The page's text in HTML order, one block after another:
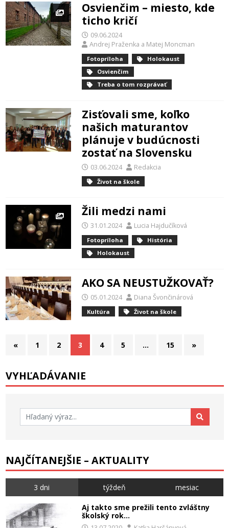
Osvienčim – miesto, kde
ticho kričí
09.06.2024
Andrej Praženka a Matej Moncman
Fotopríloha
Holokaust
Osvienčim
Treba o tom rozprávať
Zisťovali sme, koľko
našich maturantov
plánuje v budúcnosti
zostať na Slovensku
03.06.2024 Redakcia
Život na škole
Žili medzi nami
31.01.2024 Lucia Hajdučíková
Fotopríloha
História
Holokaust
AKO SA NEUSTUŽKOVAŤ?
05.01.2024 Diana Švončinárová
Kultúra Život na škole
Stránkovanie
« 1 2 3 4 5 … 15 »
VYHĽADÁVANIE
Hľadať:
NAJČÍTANEJŠIE – AKTUALITY
3 dni týždeň mesiac
Aj takto sme prežili tento zvláštny
školský rok…